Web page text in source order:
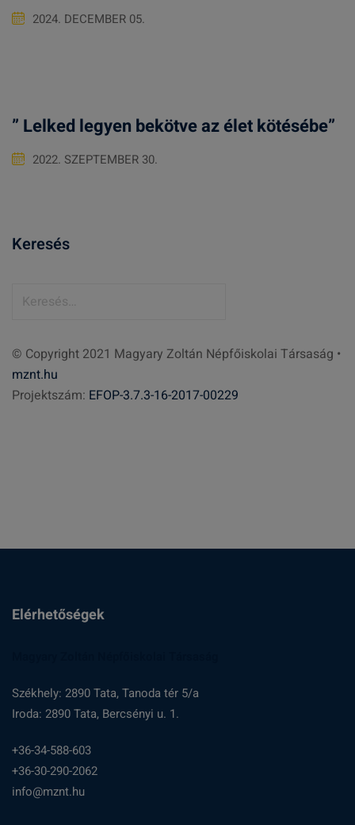
2024. DECEMBER 05.
” Lelked legyen bekötve az élet kötésébe”
2022. SZEPTEMBER 30.
Keresés
e
s
é
© Copyright 2021 Magyary Zoltán Népfőiskolai Társaság •
mznt.hu
Projektszám: EFOP-3.7.3-16-2017-00229
Elérhetőségek
Székhely: 2890 Tata, Tanoda tér 5/a
Iroda: 2890 Tata, Bercsényi u. 1.
+36-34-588-603
+36-30-290-2062
info@mznt.hu